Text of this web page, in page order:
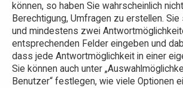
können, so haben Sie wahrscheinlich
Berechtigung, Umfragen zu erstellen. Sie
und mindestens zwei
entsprechenden Felder eingeben und
dass jede Antwortmöglichkeit in einer
Sie können auch unter
Benutzer“ festlegen, wie viele Optionen